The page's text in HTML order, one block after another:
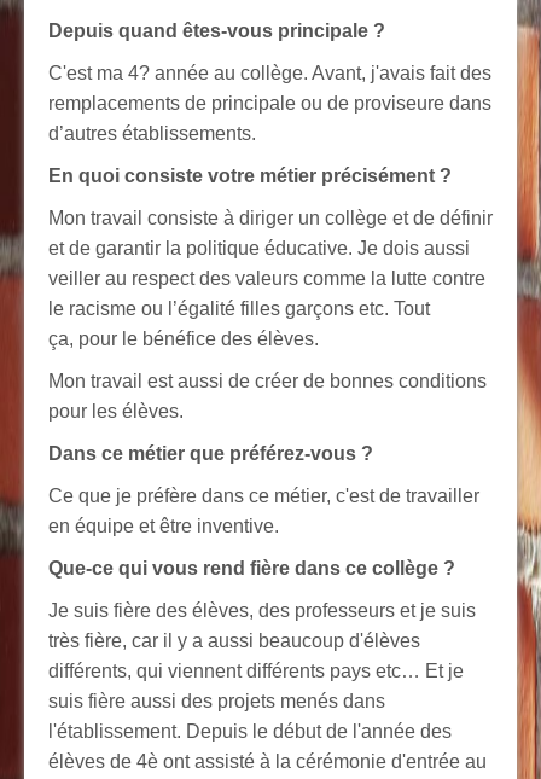
Depuis quand êtes-vous principale ?
C'est ma 4? année au collège. Avant, j'avais fait des
remplacements de principale ou de proviseure dans
d’autres établissements.
En quoi consiste votre métier précisément ?
Mon travail consiste à diriger un collège et de définir
et de garantir la politique éducative. Je dois aussi
veiller au respect des valeurs comme la lutte contre
le racisme ou l’égalité filles garçons etc. Tout
ça, pour le bénéfice des élèves.
Mon travail est aussi de créer de bonnes conditions
pour les élèves.
Dans ce métier que préférez-vous ?
Ce que je préfère dans ce métier, c'est de travailler
en équipe et être inventive.
Que-ce qui vous rend fière dans ce collège ?
Je suis fière des élèves, des professeurs et je suis
très fière, car il y a aussi beaucoup d'élèves
différents, qui viennent différents pays etc… Et je
suis fière aussi des projets menés dans
l'établissement. Depuis le début de l'année des
élèves de 4è ont assisté à la cérémonie d'entrée au